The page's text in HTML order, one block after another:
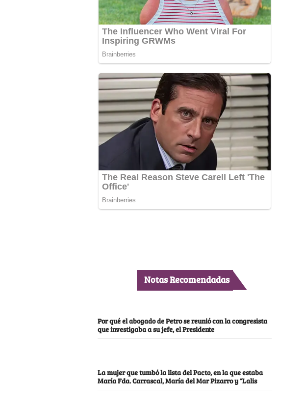
Notas Recomendadas
Por qué el abogado de Petro se reunió con la congresista
que investigaba a su jefe, el Presidente
La mujer que tumbó la lista del Pacto, en la que estaba
María Fda. Carrascal, María del Mar Pizarro y “Lalis